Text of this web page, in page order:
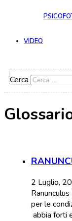
VIDEO
Cerca
2 Luglio,
per le
abbia forti